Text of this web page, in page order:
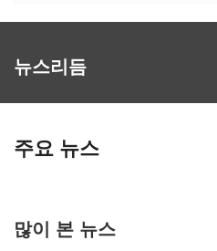
뉴스리듬
주요 뉴스
많이 본 뉴스